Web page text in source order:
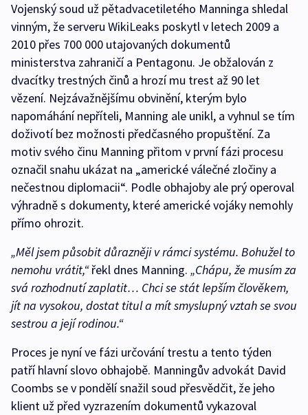
Vojenský soud už pětadvacetiletého Manninga shledal
vinným, že serveru WikiLeaks poskytl v letech 2009 a
2010 přes 700 000 utajovaných dokumentů
ministerstva zahraničí a Pentagonu. Je obžalován z
dvacítky trestných činů a hrozí mu trest až 90 let
vězení. Nejzávažnějšímu obvinění, kterým bylo
napomáhání nepříteli, Manning ale unikl, a vyhnul se tím
doživotí bez možnosti předčasného propuštění. Za
motiv svého činu Manning přitom v první fázi procesu
označil snahu ukázat na „americké válečné zločiny a
nečestnou diplomacii“. Podle obhajoby ale prý operoval
výhradně s dokumenty, které americké vojáky nemohly
přímo ohrozit.
„Měl jsem působit důrazněji v rámci systému. Bohužel to
nemohu vrátit,“řekl dnes Manning. „Chápu, že musím za
svá rozhodnutí zaplatit… Chci se stát lepším člověkem,
jít na vysokou, dostat titul a mít smyslupný vztah se svou
sestrou a její rodinou.“
Proces je nyní ve fázi určování trestu a tento týden
patří hlavní slovo obhajobě. Manningův advokát David
Coombs se v pondělí snažil soud přesvědčit, že jeho
klient už před vyzrazením dokumentů vykazoval